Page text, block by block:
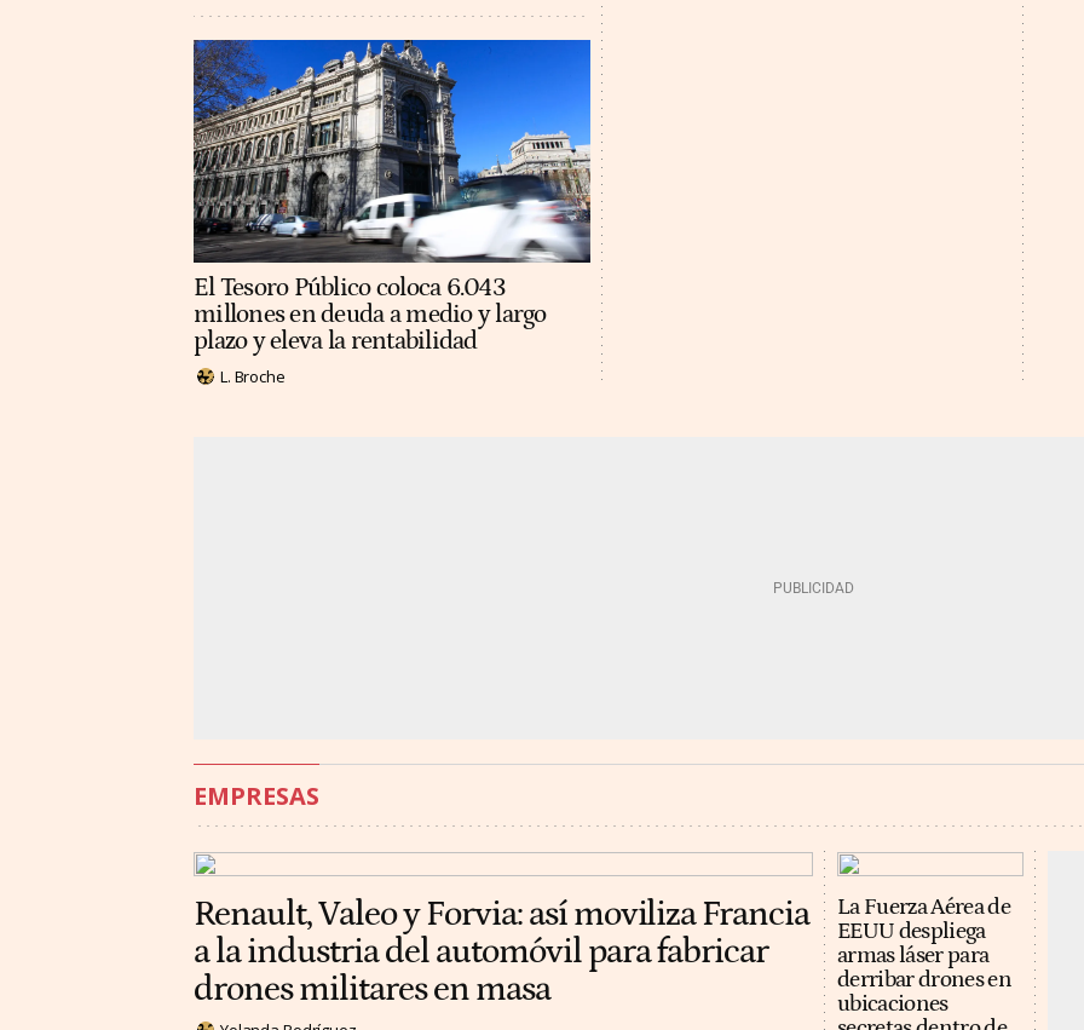
El Tesoro Público coloca 6.043
millones en deuda a medio y largo
plazo y eleva la rentabilidad
L. Broche
EMPRESAS
Renault, Valeo y Forvia: así moviliza Francia
a la industria del automóvil para fabricar
drones militares en masa
La Fuerza Aérea de
EEUU despliega
armas láser para
derribar drones en
ubicaciones